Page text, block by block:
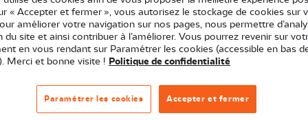
LPO Bourgogne-Franche-Comté Sortie nature 58 - Nièvre
expérimentés, vous pourrez admirer et apprendre à
garrots à œil d'or...) sur les étangs de Vaux et de
« Accepter et fermer », vous autorisez le stockage de cookies sur
améliorer votre navigation sur nos pages, nous permettre
du site et ainsi contribuer à l’améliorer. Vous pourrez revenir sur
en vous rendant sur Paramétrer les cookies (accessible en bas
Merci et bonne visite ! Politique de confidentialité
Accepter et fermer
Paramétrer les cookies